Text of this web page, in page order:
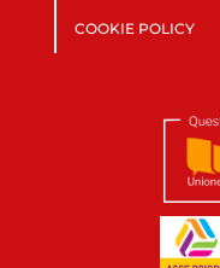
COOKIE POLICY